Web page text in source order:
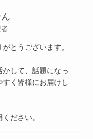
とうございます。
して、話題になっ
く皆様にお届けし
ださい。